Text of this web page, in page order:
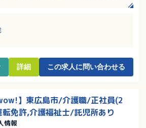
日にプラス4日のリフレッシュ休暇があ
詳細 この求人に問い合わせる
】東広島市/介護職/正社員(2
免許,介護福祉士/託児所あり
情報